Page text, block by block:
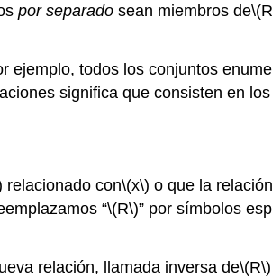
por separado sean miembros de
todos los conjuntos
significa que consisten en
relacionado con\(x\) o que la
“\(R\)” por símbolos
relación, llamada inversa de\(R\)